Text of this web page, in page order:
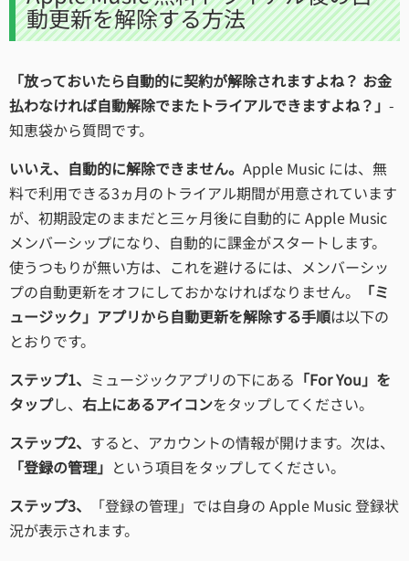
動更新を解除する方法
「放っておいたら自動的に契約が解除されますよね？ お金
払わなければ自動解除でまたトライアルできますよね？」 -
知恵袋から質問です。
いいえ、自動的に解除できません。 Apple Music には、無
料で利用できる3ヵ月のトライアル期間が用意されています
が、初期設定のままだと三ヶ月後に自動的に Apple Music
メンバーシップになり、自動的に課金がスタートします。
使うつもりが無い方は、これを避けるには、メンバーシッ
プの自動更新をオフにしておかなければなりません。
「ミ
ュージック」アプリから自動更新を解除する手順は以下の
とおりです。
ステップ1、 ミュージックアプリの下にある 「For You」を
タップし、 右上にあるアイコンをタップしてください。
ステップ2、 すると、アカウントの情報が開けます。次は、
「登録の管理」 という項目をタップしてください。
ステップ3、
「登録の管理」では自身の Apple Music 登録状
況が表示されます。